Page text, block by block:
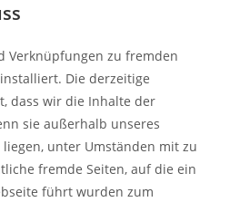
Verknüpfungen zu fremden
Die derzeitige
dass wir die Inhalte der
sie außerhalb unseres
unter Umständen mit zu
fremde Seiten, auf die ein
führt wurden zum